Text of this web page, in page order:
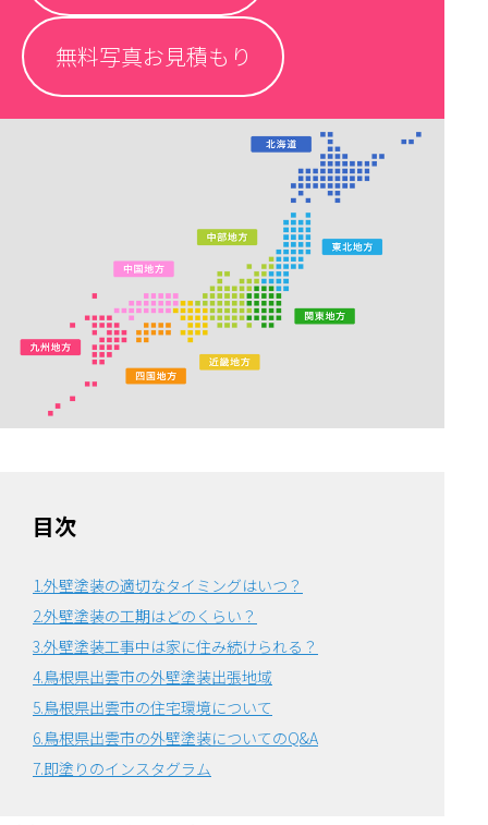
無料写真お見積もり
目次
1.外壁塗装の適切なタイミングはいつ？
2.外壁塗装の工期はどのくらい？
3.外壁塗装工事中は家に住み続けられる？
4.鳥根県出雲市の外壁塗装出張地域
5.鳥根県出雲市の住宅環境について
6.鳥根県出雲市の外壁塗装についてのQ&A
7.即塗りのインスタグラム